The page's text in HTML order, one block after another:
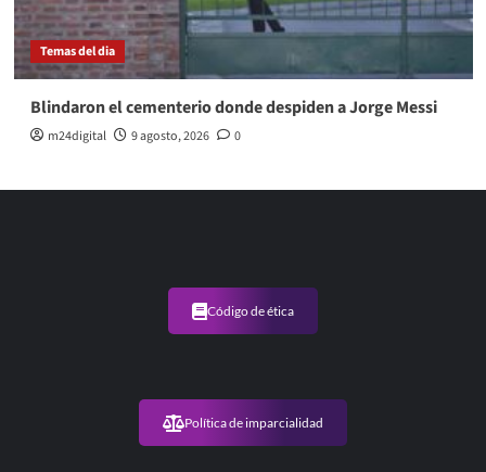
Temas del dia
Blindaron el cementerio donde despiden a Jorge Messi
m24digital 9 agosto, 2026 0
Código de ética
Política de imparcialidad